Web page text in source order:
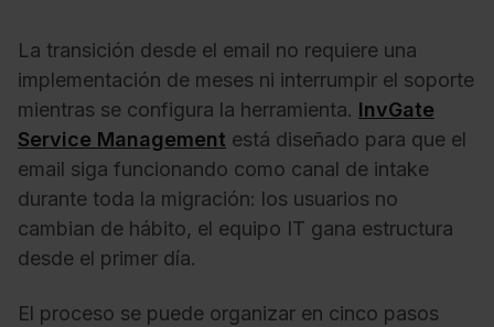
La transición desde el email no requiere una
implementación de meses ni interrumpir el soporte
mientras se configura la herramienta. InvGate
Service Management está diseñado para que el
email siga funcionando como canal de intake
durante toda la migración: los usuarios no
cambian de hábito, el equipo IT gana estructura
desde el primer día.
El proceso se puede organizar en cinco pasos